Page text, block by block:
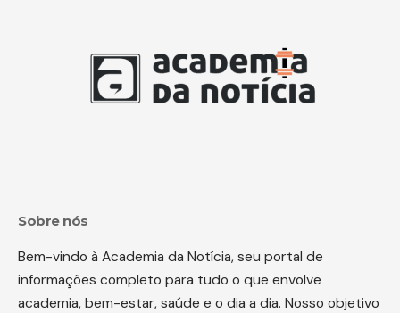
Sobre nós
Bem-vindo à Academia da Notícia, seu portal de
informações completo para tudo o que envolve
academia, bem-estar, saúde e o dia a dia. Nosso objetivo